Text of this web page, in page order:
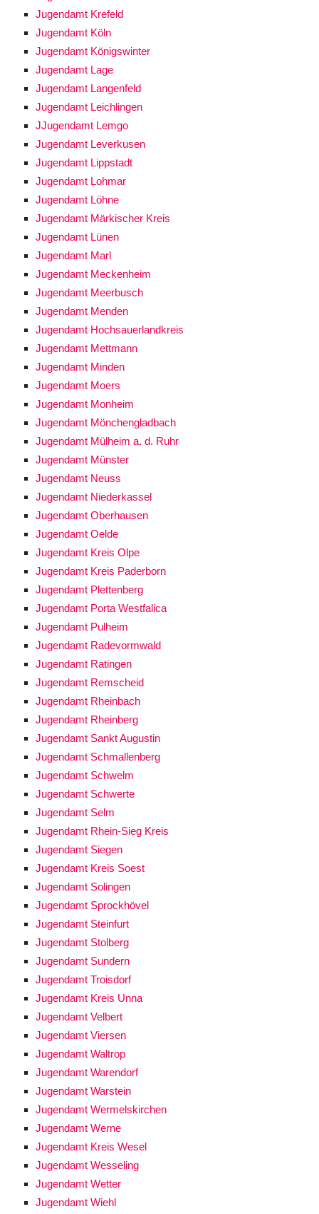
Jugendamt Krefeld
Jugendamt Köln
Jugendamt Königswinter
Jugendamt Lage
Jugendamt Langenfeld
Jugendamt Leichlingen
JJugendamt Lemgo
Jugendamt Leverkusen
Jugendamt Lippstadt
Jugendamt Lohmar
Jugendamt Löhne
Jugendamt Märkischer Kreis
Jugendamt Lünen
Jugendamt Marl
Jugendamt Meckenheim
Jugendamt Meerbusch
Jugendamt Menden
Jugendamt Hochsauerlandkreis
Jugendamt Mettmann
Jugendamt Minden
Jugendamt Moers
Jugendamt Monheim
Jugendamt Mönchengladbach
Jugendamt Mülheim a. d. Ruhr
Jugendamt Münster
Jugendamt Neuss
Jugendamt Niederkassel
Jugendamt Oberhausen
Jugendamt Oelde
Jugendamt Kreis Olpe
Jugendamt Kreis Paderborn
Jugendamt Plettenberg
Jugendamt Porta Westfalica
Jugendamt Pulheim
Jugendamt Radevormwald
Jugendamt Ratingen
Jugendamt Remscheid
Jugendamt Rheinbach
Jugendamt Rheinberg
Jugendamt Sankt Augustin
Jugendamt Schmallenberg
Jugendamt Schwelm
Jugendamt Schwerte
Jugendamt Selm
Jugendamt Rhein-Sieg Kreis
Jugendamt Siegen
Jugendamt Kreis Soest
Jugendamt Solingen
Jugendamt Sprockhövel
Jugendamt Steinfurt
Jugendamt Stolberg
Jugendamt Sundern
Jugendamt Troisdorf
Jugendamt Kreis Unna
Jugendamt Velbert
Jugendamt Viersen
Jugendamt Waltrop
Jugendamt Warendorf
Jugendamt Warstein
Jugendamt Wermelskirchen
Jugendamt Werne
Jugendamt Kreis Wesel
Jugendamt Wesseling
Jugendamt Wetter
Jugendamt Wiehl